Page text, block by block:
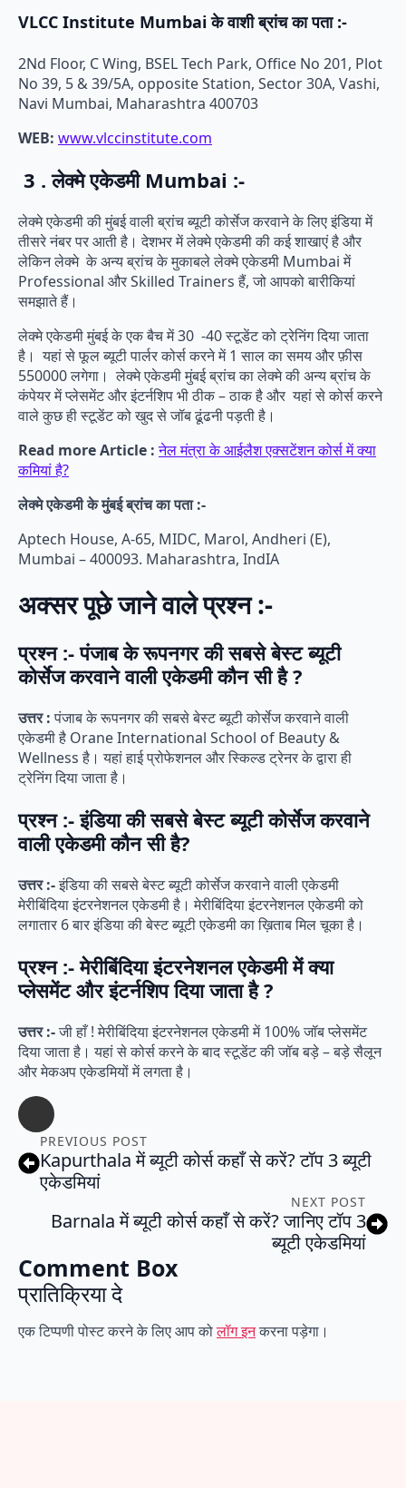
VLCC Institute Mumbai के वाशी ब्रांच का पता :-
2Nd Floor, C Wing, BSEL Tech Park, Office No 201, Plot
No 39, 5 & 39/5A, opposite Station, Sector 30A, Vashi,
Navi Mumbai, Maharashtra 400703
WEB: www.vlccinstitute.com
3 . लेक्मे एकेडमी Mumbai :-
लेक्मे एकेडमी की मुंबई वाली ब्रांच ब्यूटी कोर्सेज करवाने के लिए इंडिया में
तीसरे नंबर पर आती है। देशभर में लेक्मे एकेडमी की कई शाखाएं है और
लेकिन लेक्मे के अन्य ब्रांच के मुकाबले लेक्मे एकेडमी Mumbai में
Professional और Skilled Trainers हैं, जो आपको बारीकियां
समझाते हैं।
लेक्मे एकेडमी मुंबई के एक बैच में 30 -40 स्टूडेंट को ट्रेनिंग दिया जाता
है। यहां से फूल ब्यूटी पार्लर कोर्स करने में 1 साल का समय और फ़ीस
550000 लगेगा। लेक्मे एकेडमी मुंबई ब्रांच का लेक्मे की अन्य ब्रांच के
कंपेयर में प्लेसमेंट और इंटर्नशिप भी ठीक – ठाक है और यहां से कोर्स करने
वाले कुछ ही स्टूडेंट को खुद से जॉब ढूंढनी पड़ती है।
Read more Article :नेल मंत्रा के आईलैश एक्सटेंशन कोर्स में क्या
कमियां है?
लेक्मे एकेडमी के मुंबई ब्रांच का पता :-
Aptech House, A-65, MIDC, Marol, Andheri (E),
Mumbai – 400093. Maharashtra, IndIA
अक्सर पूछे जाने वाले प्रश्न :-
प्रश्न :- पंजाब के रूपनगर की सबसे बेस्ट ब्यूटी
कोर्सेज करवाने वाली एकेडमी कौन सी है ?
उत्तर :पंजाब के रूपनगर की सबसे बेस्ट ब्यूटी कोर्सेज करवाने वाली
एकेडमी है Orane International School of Beauty &
Wellness है। यहां हाई प्रोफेशनल और स्किल्ड ट्रेनर के द्वारा ही
ट्रेनिंग दिया जाता है।
प्रश्न :- इंडिया की सबसे बेस्ट ब्यूटी कोर्सेज करवाने
वाली एकेडमी कौन सी है?
उत्तर :-इंडिया की सबसे बेस्ट ब्यूटी कोर्सेज करवाने वाली एकेडमी
मेरीबिंदिया इंटरनेशनल एकेडमी है। मेरीबिंदिया इंटरनेशनल एकेडमी को
लगातार 6 बार इंडिया की बेस्ट ब्यूटी एकेडमी का ख़िताब मिल चूका है।
प्रश्न :- मेरीबिंदिया इंटरनेशनल एकेडमी में क्या
प्लेसमेंट और इंटर्नशिप दिया जाता है ?
उत्तर :-जी हाँ ! मेरीबिंदिया इंटरनेशनल एकेडमी में 100% जॉब प्लेसमेंट
दिया जाता है। यहां से कोर्स करने के बाद स्टूडेंट की जॉब बड़े – बड़े सैलून
और मेकअप एकेडमियों में लगता है।
PREVIOUS POST
Kapurthala में ब्यूटी कोर्स कहाँ से करें? टॉप 3 ब्यूटी
एकेडमियां
NEXT POST
Barnala में ब्यूटी कोर्स कहाँ से करें? जानिए टॉप 3
ब्यूटी एकेडमियां
Comment Box
प्रातिक्रिया दे
एक टिप्पणी पोस्ट करने के लिए आप कोलॉग इनकरना पड़ेगा।